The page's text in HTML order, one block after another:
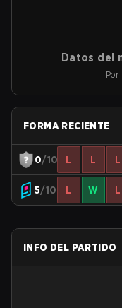
Datos del
Por
FORMA RECIENTE
0/10 L L L
5/10 L W L
INFO DEL PARTIDO